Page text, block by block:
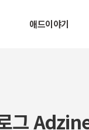
애드이야기
그